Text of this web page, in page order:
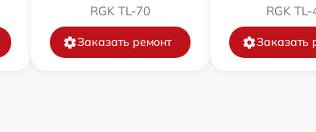
от 60 мин
RGK TL-70
Заказать ремонт
RGK
Заказать